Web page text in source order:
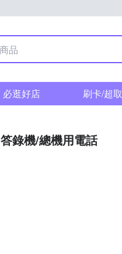
必逛好店 刷卡/超取
答錄機/總機用電話